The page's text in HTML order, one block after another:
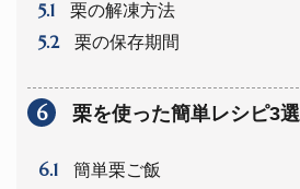
5.1 栗の解凍方法
5.2 栗の保存期間
6 栗を使った簡単レシピ3選
6.1 簡単栗ご飯